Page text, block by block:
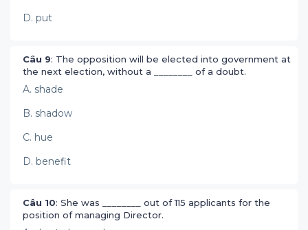
D. put
Câu 9: The opposition will be elected into government at
the next election, without a ________ of a doubt.
A. shade
B. shadow
C. hue
D. benefit
Câu 10: She was ________ out of 115 applicants for the
position of managing Director.